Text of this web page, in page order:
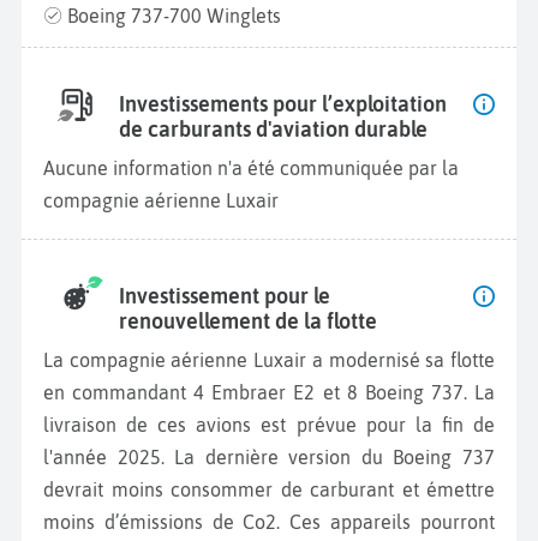
Boeing 737-700 Winglets
Investissements pour l’exploitation
de carburants d'aviation durable
Aucune information n'a été communiquée par la
compagnie aérienne Luxair
Investissement pour le
renouvellement de la flotte
La compagnie aérienne Luxair a modernisé sa flotte
en commandant 4 Embraer E2 et 8 Boeing 737. La
livraison de ces avions est prévue pour la fin de
l'année 2025. La dernière version du Boeing 737
devrait moins consommer de carburant et émettre
moins d’émissions de Co2. Ces appareils pourront